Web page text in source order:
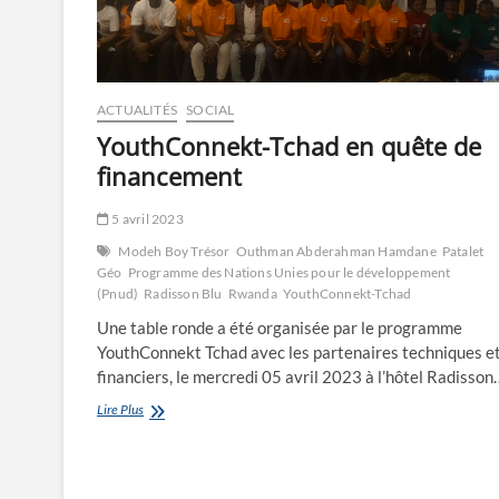
ACTUALITÉS SOCIAL
YouthConnekt-Tchad en quête de
financement
5 avril 2023
Modeh Boy Trésor Outhman Abderahman Hamdane Patalet
Géo Programme des Nations Unies pour le développement
(Pnud) Radisson Blu Rwanda YouthConnekt-Tchad
Une table ronde a été organisée par le programme
YouthConnekt Tchad avec les partenaires techniques
financiers, le mercredi 05 avril 2023 à l’hôtel
Lire PlusYouthConnekt-